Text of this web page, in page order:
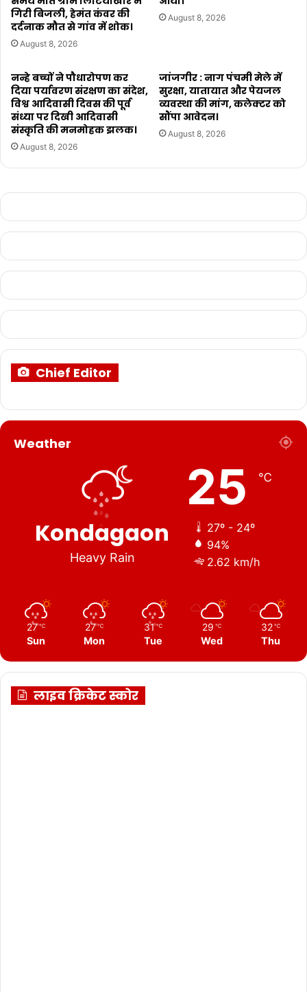
गिरी बिजली, हेमंत कंवर की
दर्दनाक मौत से गांव में शोक।
August 8, 2026
August 8, 2026
नन्हे बच्चों ने पौधारोपण कर
दिया पर्यावरण संरक्षण का संदेश,
विश्व आदिवासी दिवस की पूर्व
संध्या पर दिखी आदिवासी
संस्कृति की मनमोहक झलक।
August 8, 2026
जांजगीर : नाग पंचमी मेले में
सुरक्षा, यातायात और पेयजल
व्यवस्था की मांग, कलेक्टर को
सौंपा आवेदन।
August 8, 2026
Chief Editor
Weather
Kondagaon
Heavy Rain
25 ℃
27º - 24º
94%
2.62 km/h
27 ℃
Sun
27 ℃
Mon
31 ℃
Tue
29 ℃
Wed
32 ℃
Thu
लाइव क्रिकेट स्कोर